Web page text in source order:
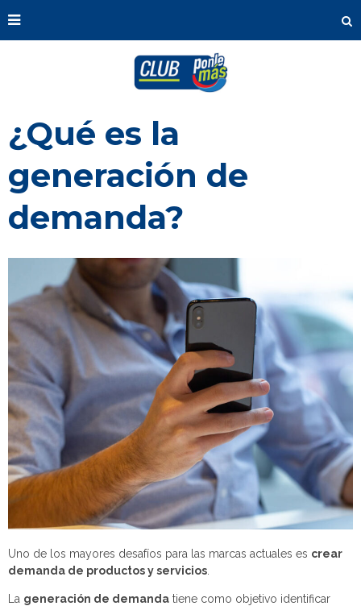
¿Qué es la
generación de
demanda?
Uno de los mayores desafíos para las marcas actuales es crear
demanda de productos y servicios
La generación de demanda tiene como objetivo identificar